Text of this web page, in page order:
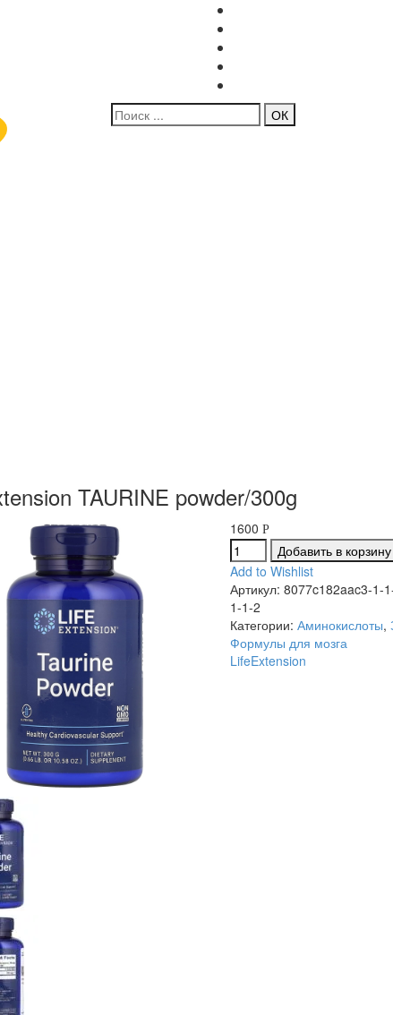
TAURINE powder/300g
1600Р
Добавить в корзину
Add to Wishlist
Артикул:8077c182aac3-1-
1-1-2
Категории:Аминокислоты,
Формулы для мозга
LifeExtension